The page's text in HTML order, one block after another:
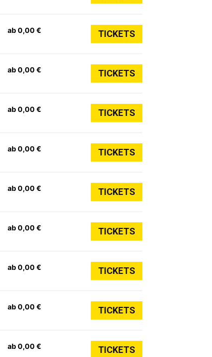
ab 0,00 € TICKETS
ab 0,00 € TICKETS
ab 0,00 € TICKETS
ab 0,00 € TICKETS
ab 0,00 € TICKETS
ab 0,00 € TICKETS
ab 0,00 € TICKETS
ab 0,00 € TICKETS
ab 0,00 € TICKETS